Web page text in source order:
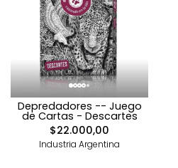
Depredadores -- Juego
de Cartas - Descartes
$22.000,00
Industria Argentina